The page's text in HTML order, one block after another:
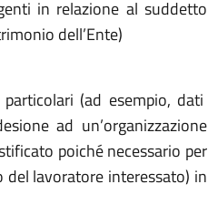
in relazione al suddetto
dell’Ente)
(ad esempio, dati
ad un’organizzazione
poiché necessario per
del lavoratore interessato) in